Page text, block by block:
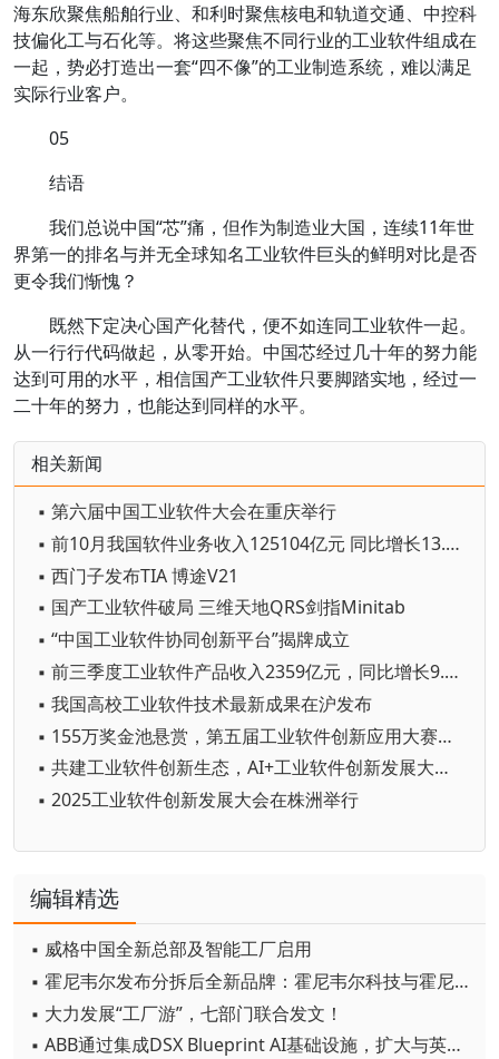
海东欣聚焦船舶行业、和利时聚焦核电和轨道交通、中控科
技偏化工与石化等。将这些聚焦不同行业的工业软件组成在
一起，势必打造出一套“四不像”的工业制造系统，难以满足
实际行业客户。
05
结语
我们总说中国“芯”痛，但作为制造业大国，连续11年世
界第一的排名与并无全球知名工业软件巨头的鲜明对比是否
更令我们惭愧？
既然下定决心国产化替代，便不如连同工业软件一起。
从一行行代码做起，从零开始。中国芯经过几十年的努力能
达到可用的水平，相信国产工业软件只要脚踏实地，经过一
二十年的努力，也能达到同样的水平。
相关新闻
▪ 第六届中国工业软件大会在重庆举行
▪ 前10月我国软件业务收入125104亿元 同比增长13.2%
▪ 西门子发布TIA 博途V21
▪ 国产工业软件破局 三维天地QRS剑指Minitab
▪ “中国工业软件协同创新平台”揭牌成立
▪ 前三季度工业软件产品收入2359亿元，同比增长9.8%
▪ 我国高校工业软件技术最新成果在沪发布
▪ 155万奖金池悬赏，第五届工业软件创新应用大赛启动
▪ 共建工业软件创新生态，AI+工业软件创新发展大会在嘉定举行
▪ 2025工业软件创新发展大会在株洲举行
编辑精选
▪ 威格中国全新总部及智能工厂启用
▪ 霍尼韦尔发布分拆后全新品牌：霍尼韦尔科技与霍尼韦尔航空航天
▪ 大力发展“工厂游”，七部门联合发文！
▪ ABB通过集成DSX Blueprint AI基础设施，扩大与英伟达的合作